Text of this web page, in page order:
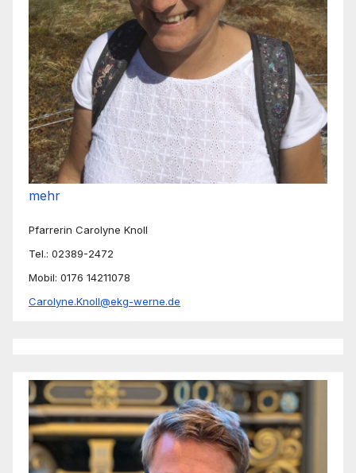
mehr
Pfarrerin Carolyne Knoll
Tel.: 02389-2472
Mobil: 0176 14211078
Carolyne.Knoll@ekg-werne.de